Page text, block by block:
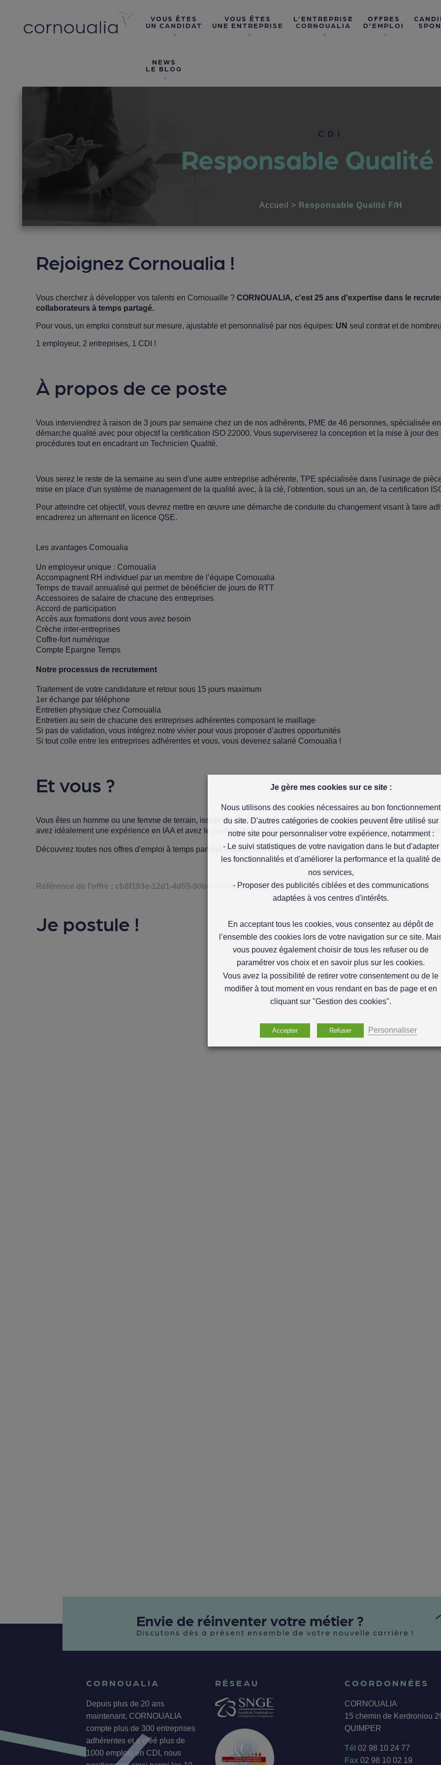
VOUS ÊTES
UN CANDIDAT
VOUS ÊTES
UNE ENTREPRISE
L’ENTREPRISE
CORNOUALIA
OFFRES
D’EMPLOI
NEWS
LE BLOG
CDI
Responsable Qualité
Accueil > Responsable Qualité F/H
Rejoignez Cornoualia !
Vous cherchez à développer vos talents en Cornouaille ?CORNOUALIA,c'est 25 ans d'expertise dans le
collaborateurs à temps partagé.
Pour vous, un emploi construit sur mesure, ajustable et personnalisé par nos équipes: UNseul contrat et de
1 employeur, 2 entreprises, 1 CDI !
À propos de ce poste
Vous interviendrez à raison de 3 jours par semaine chez un de nos adhérents, PME de 46 personnes, spécialisée
démarche qualité avec pour objectif la certification ISO 22000. Vous superviserez la conception et la mise à jour
procédures tout en encadrant un Technicien Qualité.
Vous serez le reste de la semaine au sein d'une autre entreprise adhérente, TPE spécialisée dans l'usinage de
mise en place d'un système de management de la qualité avec, à la clé, l'obtention, sous un an, de la certification
Pour atteindre cet objectif, vous devrez mettre en œuvre une démarche de conduite du changement visant à faire
encadrerez un alternant en licence QSE.
Les avantages Cornoualia
Un employeur unique : Cornoualia
Accompagnent RH individuel par un membre de l’équipe Cornoualia
Temps de travail annualisé qui permet de bénéficier de jours de RTT
Accessoires de salaire de chacune des entreprises
Accord de participation
Accès aux formations dont vous avez besoin
Crèche inter-entreprises
Coffre-fort numérique
Compte Epargne Temps
Notre processus de recrutement
Traitement de votre candidature et retour sous 15 jours maximum
1er échange par téléphone
Entretien physique chez Cornoualia
Entretien au sein de chacune des entreprises adhérentes composant le maillage
Si pas de validation, vous intégrez notre vivier pour vous proposer d’autres opportunités
Si tout colle entre les entreprises adhérentes et vous, vous devenez salarié Cornoualia !
Et vous ?
Vous êtes un homme ou une femme de terrain, issu(e) d’une formation supérieure spécialisée en QSE, avec une
avez idéalement une expérience en IAA et avez le souhait de travailler à temps partagé tout en exerçant votre
Découvrez toutes nosoffres d'emploi à temps partagé à Quimper et en Finistère Sud.
Référence de l'offre : cb8f193e-12d1-4d55-90b0-deb3f434cf66
Je postule !
Envie de réinventer votre métier ?
Discutons dès à présent ensemble de votre nouvelle carrière !
CORNOUALIA
Depuis plus de 20 ans
maintenant, CORNOUALIA
compte plus de 300 entreprises
adhérentes et a créé plus de
1000 emplois en CDI, nous
RÉSEAU COORDONNÉES
CORNOUALIA
15 chemin de Kerdroniou
QUIMPER
Tél 02 98 10 24 77
Fax 02 98 10 02 19
Je gère mes cookies sur ce site :
Nous utilisons des cookies nécessaires au bon fonctionnement
du site. D'autres catégories de cookies peuvent être utilisé sur
notre site pour personnaliser votre expérience, notamment :
- Le suivi statistiques de votre navigation dans le but d'adapter
les fonctionnalités et d'améliorer la performance et la qualité de
nos services,
- Proposer des publicités ciblées et des communications
adaptées à vos centres d'intérêts.
En acceptant tous les cookies, vous consentez au dépôt de
l’ensemble des cookies lors de votre navigation sur ce site.
vous pouvez également choisir de tous les refuser ou de
paramétrer vos choix et en savoir plus sur les cookies.
Vous avez la possibilité de retirer votre consentement ou de le
modifier à tout moment en vous rendant en bas de page et en
cliquant sur "Gestion des cookies".
Accepter Refuser Personnaliser